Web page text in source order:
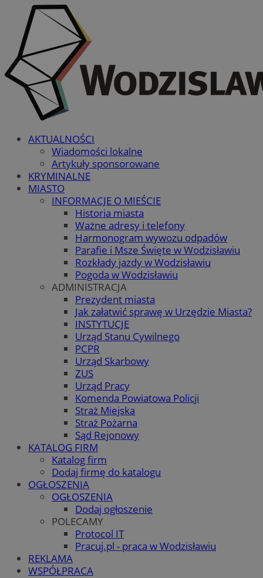
AKTUALNOŚCI
Wiadomości lokalne
Artykuły sponsorowane
KRYMINALNE
MIASTO
INFORMACJE O MIEŚCIE
Historia miasta
Ważne adresy i telefony
Harmonogram wywozu odpadów
Parafie i Msze Święte w Wodzisławiu
Rozkłady jazdy w Wodzisławiu
Pogoda w Wodzisławiu
ADMINISTRACJA
Prezydent miasta
Jak załatwić sprawę w Urzędzie Miasta?
INSTYTUCJE
Urząd Stanu Cywilnego
PCPR
Urząd Skarbowy
ZUS
Urząd Pracy
Komenda Powiatowa Policji
Straż Miejska
Straż Pożarna
Sąd Rejonowy
KATALOG FIRM
Katalog firm
Dodaj firmę do katalogu
OGŁOSZENIA
OGŁOSZENIA
Dodaj ogłoszenie
POLECAMY
Protocol IT
Pracuj.pl - praca w Wodzisławiu
REKLAMA
WSPÓŁPRACA